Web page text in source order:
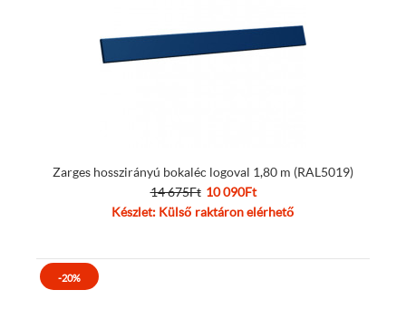
Zarges hosszirányú bokaléc logoval 1,80 m (RAL5019)
14 675Ft 10 090Ft
Készlet: Külső raktáron elérhető
-20%